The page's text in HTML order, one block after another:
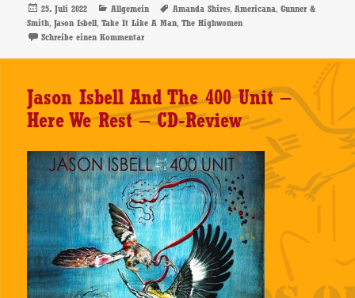
Veröffentlicht
am
25. Juli 2022 Kategorien
Allgemein Schlagwörter
Amanda Shires,Americana,Gunner &
Smith,Jason Isbell,Take It Like A Man,The Highwomen
Schreibe einen Kommentarzu Amanda Shires – Take It Like A Man – CD-Review
Jason Isbell And The 400 Unit –
Here We Rest – CD-Review